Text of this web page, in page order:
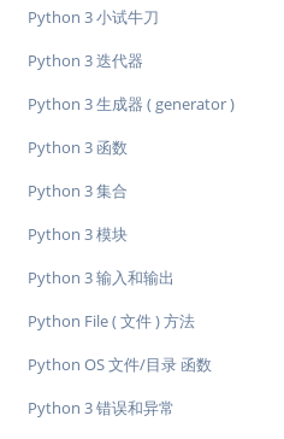
Python 3 小试牛刀
Python 3 迭代器
Python 3 生成器 ( generator )
Python 3 函数
Python 3 集合
Python 3 模块
Python 3 输入和输出
Python File ( 文件 ) 方法
Python OS 文件/目录 函数
Python 3 错误和异常